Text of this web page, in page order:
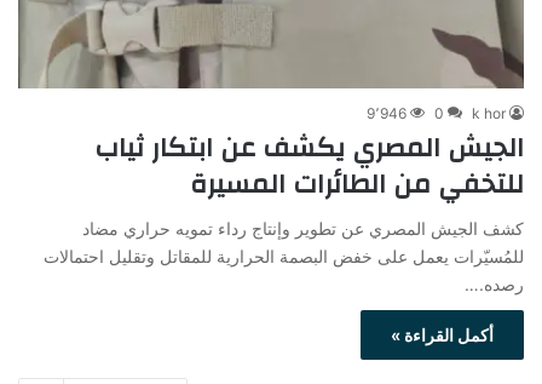
k hor
0 9٬946
الجيش المصري يكشف عن ابتكار ثياب
للتخفي من الطائرات المسيرة
كشف الجيش المصري عن تطوير وإنتاج رداء تمويه حراري مضاد
للمُسيّرات يعمل على خفض البصمة الحرارية للمقاتل وتقليل احتمالات
رصده.…
أكمل القراءة »